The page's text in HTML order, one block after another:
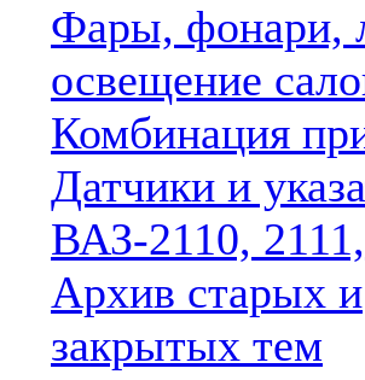
Фары, фонари,
освещение
Комбинация
Датчики и
ВАЗ-2110,
Архив старых и
закрытых тем